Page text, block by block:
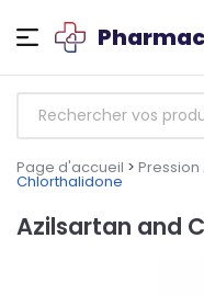
Page d'accueil >
Chlorthalidone
Azilsartan and